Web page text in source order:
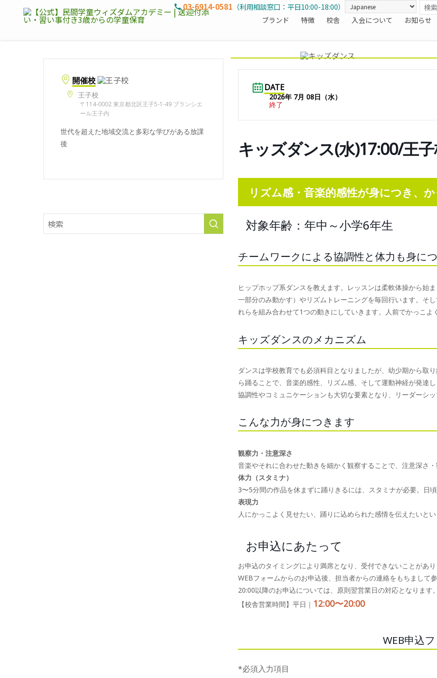
ブランド 特徴 校舎 入会について お知らせ
03-6914-0581 （利用相談窓口：平日10:00-18:00）
開催校
王子校
〒114-0002 東京都北区王子5-1-49 ブランシエ
ール王子内
世代を超えた地域交流と多彩な学びがある放課
後
DATE
2026年 7月 08日（水）
終了
キッズダンス(水)17:00/王
リズム感・音楽的感性が身につき、
対象年齢：年中～小学6年生
チームワークによる協調性と体力も身につ
ヒップホップ系ダンスを教えます。レッスンは柔軟体操から始
一部分のみ動かす）やリズムトレーニングを毎回行います。そ
れらを組み合わせて1つの動きにしていきます。人前でかっこよ
キッズダンスのメカニズム
ダンスは学校教育でも必須科目となりましたが、幼少期から取
ら踊ることで、音楽的感性、リズム感、そして運動神経が発達
協調性やコミュニケーションも大切な要素となり、リーダーシッ
こんな力が身につきます
観察力・注意深さ
音楽やそれに合わせた動きを細かく観察することで、注意深さ・
体力（スタミナ）
3〜5分間の作品を休まずに踊りきるには、スタミナが必要。日
表現力
人にかっこよく見せたい、踊りに込められた感情を伝えたいと
お申込にあたって
お申込のタイミングにより満席となり、受付できないことがあ
WEBフォームからのお申込後、担当者からの連絡をもちまして参
20:00以降のお申込については、原則翌営業日の対応となります。
【校舎営業時間】平日｜ 12:00〜20:00
WEB申込
*必須入力項目